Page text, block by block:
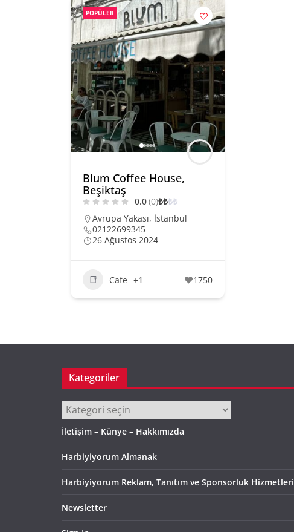
POPÜLER
Blum Coffee House,
Beşiktaş
0.0(0)₺₺₺₺
Avrupa Yakası, İstanbul
02122699345
26 Ağustos 2024
Cafe +1 1750
Kategoriler
Kategoriler
İletişim – Künye – Hakkımızda
Harbiyiyorum Almanak
Harbiyiyorum Reklam, Tanıtım ve Sponsorluk Hizmetleri
Newsletter